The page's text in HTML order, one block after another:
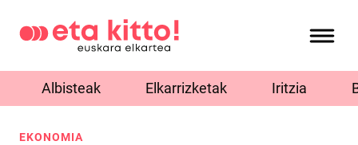
Albisteak Elkarrizketak Iritzia
EKONOMIA